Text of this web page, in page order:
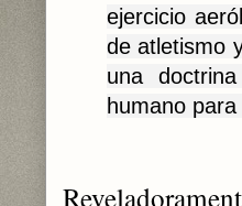
ejercicio
de atletismo
una
humano